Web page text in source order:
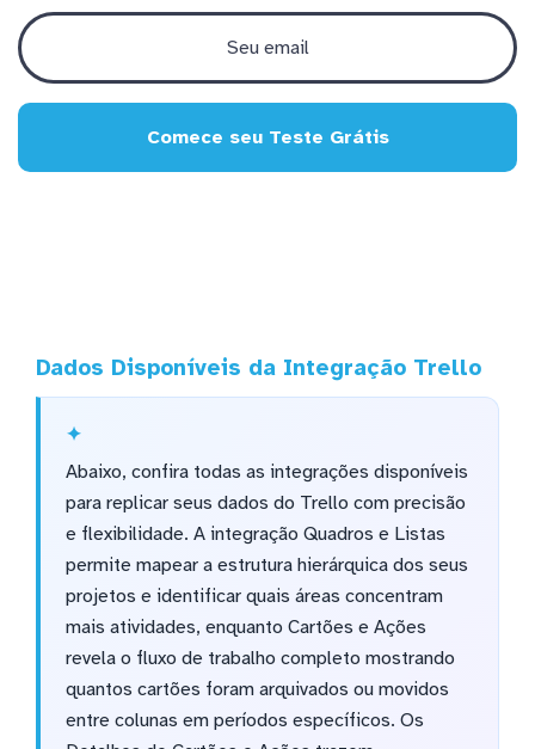
Comece seu Teste Grátis
Dados Disponíveis da Integração Trello
Abaixo, confira todas as integrações disponíveis
para replicar seus dados do Trello com precisão
e flexibilidade. A integração Quadros e Listas
permite mapear a estrutura hierárquica dos seus
projetos e identificar quais áreas concentram
mais atividades, enquanto Cartões e Ações
revela o fluxo de trabalho completo mostrando
quantos cartões foram arquivados ou movidos
entre colunas em períodos específicos. Os